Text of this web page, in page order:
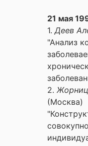
21 мая
1. Деев
"Анализ
2.
(Москва)